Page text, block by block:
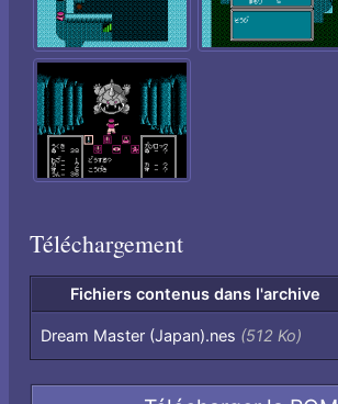
Téléchargement
Fichiers
Fichiers contenus dans l'archive
Dream Master (Japan).nes (512 Ko)